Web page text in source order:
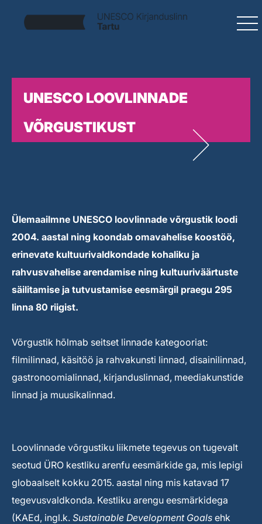
UNESCO LOOVLINNADE
VÕRGUSTIKUST
Ülemaailmne UNESCO loovlinnade võrgustik loodi
2004. aastal ning koondab omavahelise koostöö,
erinevate kultuurivaldkondade kohaliku ja
rahvusvahelise arendamise ning kultuuriväärtuste
säilitamise ja tutvustamise eesmärgil praegu 295
linna 80 riigist.
Võrgustik hõlmab seitset linnade kategooriat:
filmilinnad, käsitöö ja rahvakunsti linnad, disainilinnad,
gastronoomialinnad, kirjanduslinnad, meediakunstide
linnad ja muusikalinnad.
Loovlinnade võrgustiku liikmete tegevus on tugevalt
seotud ÜRO kestliku arenfu eesmärkide ga, mis lepigi
globaalselt kokku 2015. aastal ning mis katavad 17
tegevusvaldkonda. Kestliku arengu eesmärkidega
(KAEd, ingl.k. Sustainable Development Goals ehk